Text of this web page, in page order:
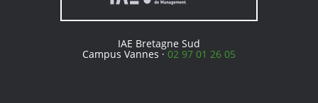
IAE Bretagne Sud
Campus Vannes ·02 97 01 26 05